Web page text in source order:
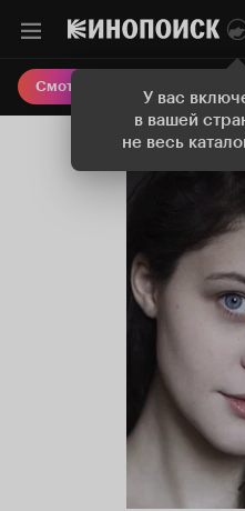
У вас
в вашей
не весь
Смотреть кино